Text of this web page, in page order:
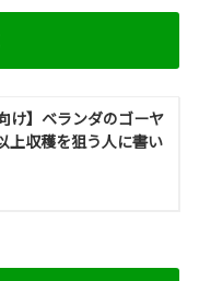
け】ベランダのゴーヤ
上収穫を狙う人に書い